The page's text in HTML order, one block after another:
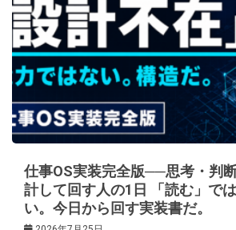
仕事OS実装完全版──思考・判
計して回す人の1日 「読む」で
い。今日から回す実装書だ。